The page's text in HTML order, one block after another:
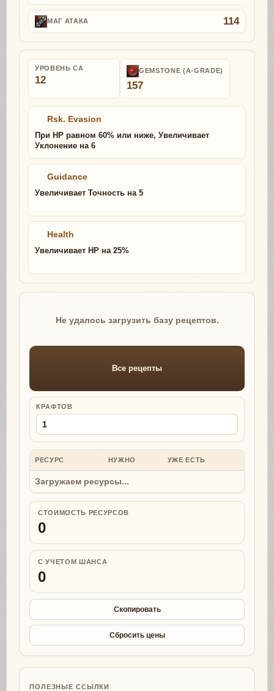
МАГ АТАКА 114
УРОВЕНЬ СА
12
GEMSTONE (A-GRADE)
157
Rsk. Evasion
При HP равном 60% или ниже, Увеличивает
Уклонение на 6
Guidance
Увеличивает Точность на 5
Health
Увеличивает HP на 25%
Не удалось загрузить базу рецептов.
Все рецепты
КРАФТОВ
РЕСУРС НУЖНО УЖЕ ЕСТЬ
Загружаем ресурсы...
СТОИМОСТЬ РЕСУРСОВ
0
С УЧЕТОМ ШАНСА
0
Скопировать
Сбросить цены
ПОЛЕЗНЫЕ ССЫЛКИ